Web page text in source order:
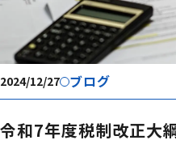
2024/12/27 ブログ
令和7年度税制改正大